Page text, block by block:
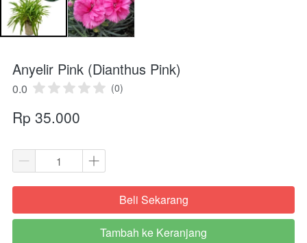
Anyelir Pink (Dianthus Pink)
0.0 (0)
Rp 35.000
`Beli Sekarang
`
Tambah ke Keranjang